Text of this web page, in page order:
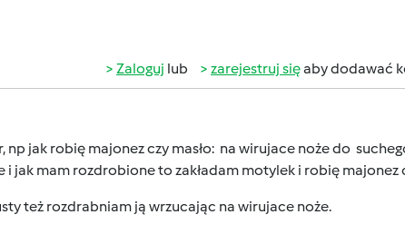
Zaloguj lub zarejestruj sięaby dodawać
jak robię majonez czy masło: na wirujace noże do
jak mam rozdrobione to zakładam motylek i robię majonez
też rozdrabniam ją wrzucając na wirujace noże.